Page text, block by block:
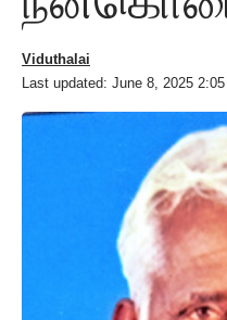
Last updated: June 8, 2025
Viduthalai